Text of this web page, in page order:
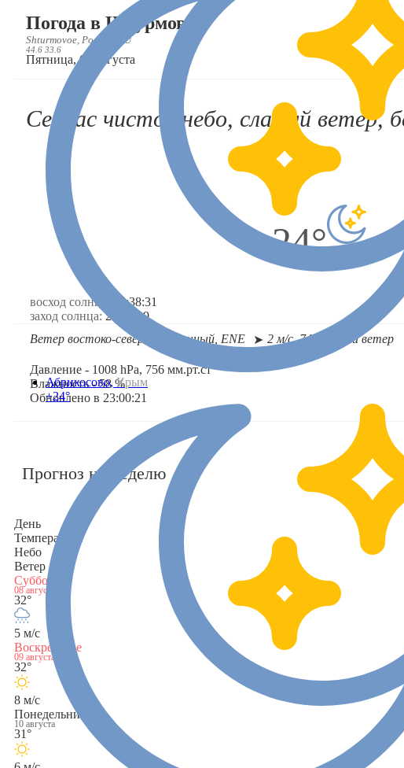
Абрикосово,Крым
+24°
Погода в Штурмовое
Shturmovoe, Россия, RU
44.6 33.6
Пятница, 07 августа
Сейчас чистое небо, слабый ветер,
24°
восход солнца:
05:38:31
заход солнца:20:04:19
Ветер востоко-северо-восточный, ENE
➤ 2 м/с, 74°, слабый ветер
Давление - 1008 hPa, 756 мм.рт.ст
Влажность - 58 %
Обновлено в 23:00:21
Прогноз на неделю
День
Температура
Небо
Ветер
Суббота
08 августа
32°
5 м/с
Воскресенье
09 августа
32°
8 м/с
Понедельник
10 августа
31°